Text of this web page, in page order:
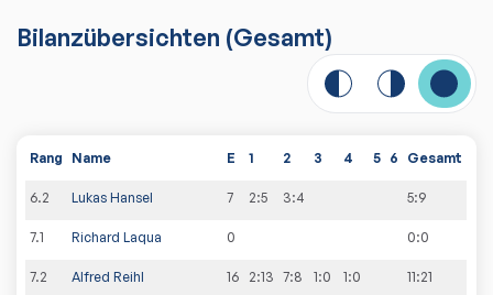
Bilanzübersichten (Gesamt)
Rang Name E 1 2 3 4 5 6 Gesamt
6.2 Lukas Hansel 7 2:5 3:4 5:9
7.1 Richard Laqua 0 0:0
7.2 Alfred Reihl 16 2:13 7:8 1:0 1:0 11:21